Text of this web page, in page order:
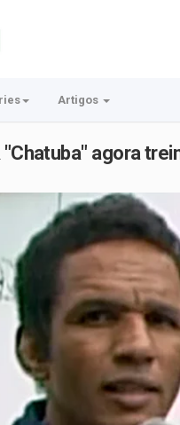
Artigos
agora